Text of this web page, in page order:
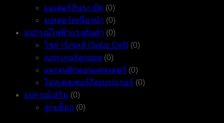
มอเตอร์กันระเบิด (0)
มอเตอร์เหนี่ยวนำ (0)
อุปกรณ์ไฟฟ้าแรงดันต่ำ (0)
โซลาร์เซลส์ (Solar Cell) (0)
เบรกเกอร์ลูกย่อย (0)
แมกเนติกคอนแทคเตอร์ (0)
โมลเคสเซอร์กิตเบรกเกอร์ (0)
อุปกรณ์เสริม (0)
ลูกบล็อก (0)